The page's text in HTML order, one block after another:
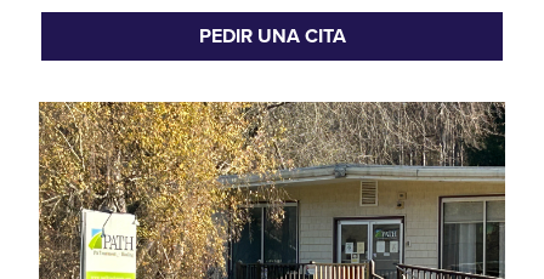
PEDIR UNA CITA